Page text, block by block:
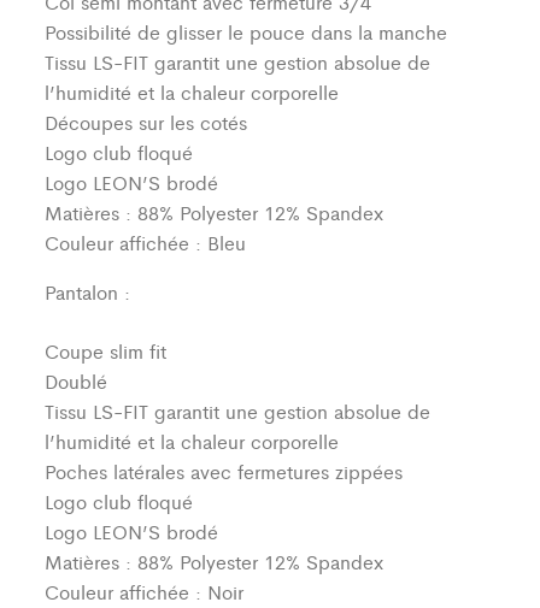
Possibilité de glisser le pouce dans la manche
Tissu LS-FIT garantit une gestion absolue de
l’humidité et la chaleur corporelle
Découpes sur les cotés
Logo club floqué
Logo LEON’S brodé
Matières : 88% Polyester 12% Spandex
Couleur affichée : Bleu
Pantalon :
Coupe slim fit
Doublé
Tissu LS-FIT garantit une gestion absolue de
l’humidité et la chaleur corporelle
Poches latérales avec fermetures zippées
Logo club floqué
Logo LEON’S brodé
Matières : 88% Polyester 12% Spandex
Couleur affichée : Noir